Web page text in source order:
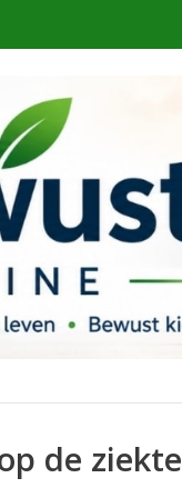
de ziekte